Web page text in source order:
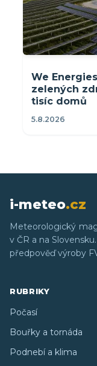
We
zelených
tisíc domů
5.8.2026
i-meteo.cz
Meteorologický
v ČR a na
předpověď výroby
RUBRIKY
Počasí
Bouřky a tornáda
Podnebí a klima